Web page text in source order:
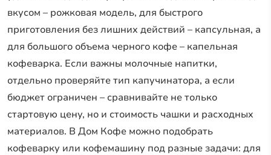
вкусом – рожковая модель, для быстрого
приготовления без лишних действий – капсульная, а
для большого объема черного кофе – капельная
кофеварка. Если важны молочные напитки,
отдельно проверяйте тип капучинатора, а если
бюджет ограничен – сравнивайте не только
стартовую цену, но и стоимость чашки и расходных
материалов. В Дом Кофе можно подобрать
кофеварку или кофемашину под разные задачи: для